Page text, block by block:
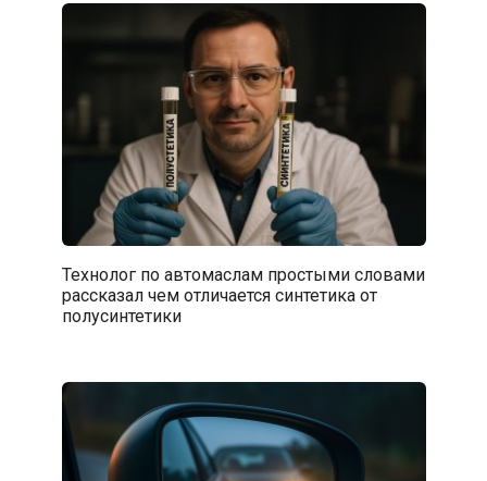
Технолог по автомаслам простыми словами
рассказал чем отличается синтетика от
полусинтетики